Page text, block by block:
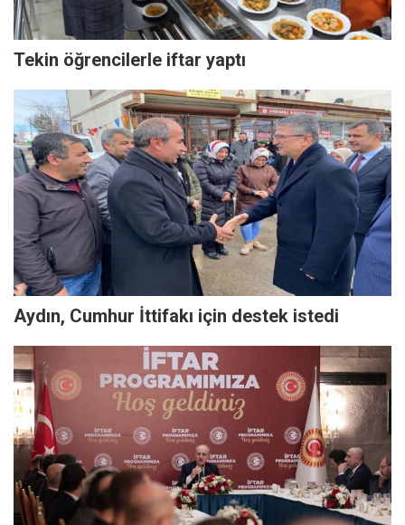
Tekin öğrencilerle iftar yaptı
Aydın, Cumhur İttifakı için destek istedi